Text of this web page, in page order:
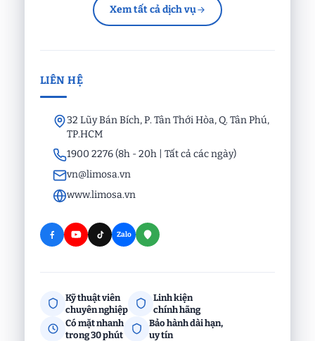
Xem tất cả dịch vụ
LIÊN HỆ
32 Lũy Bán Bích, P. Tân Thới Hòa, Q. Tân Phú,
TP.HCM
1900 2276 (8h - 20h | Tất cả các ngày)
vn@limosa.vn
www.limosa.vn
Zalo
Kỹ thuật viên
chuyên nghiệp
Linh kiện
chính hãng
Có mặt nhanh
trong 30 phút
Bảo hành dài hạn,
uy tín